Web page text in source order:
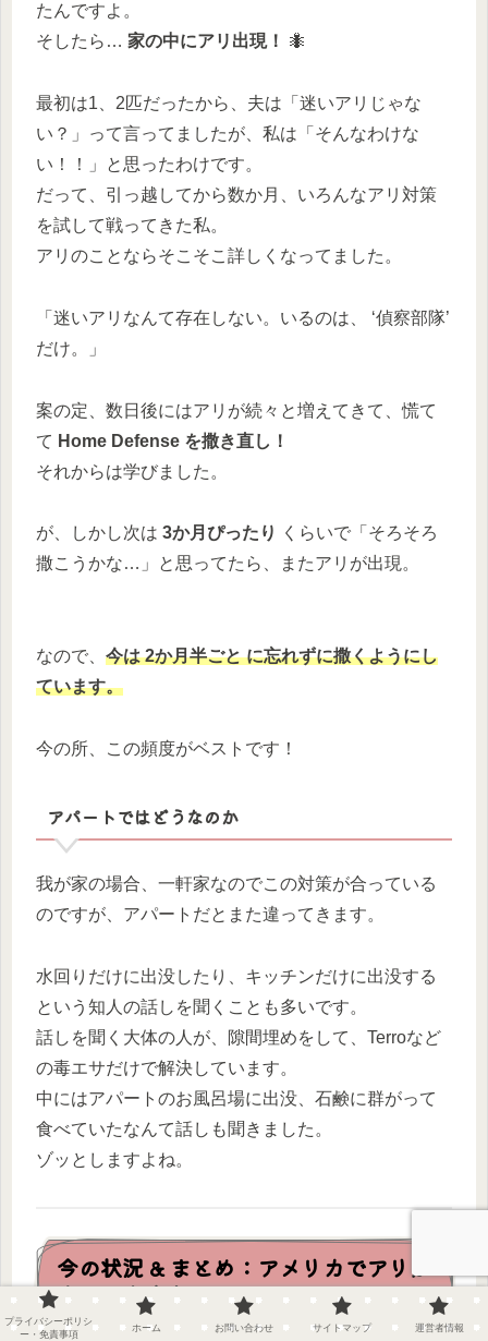
たんですよ。
そしたら… 家の中にアリ出現！ 🐜
最初は1、2匹だったから、夫は「迷いアリじゃな
い？」って言ってましたが、私は「そんなわけな
い！！」と思ったわけです。
だって、引っ越してから数か月、いろんなアリ対策
を試して戦ってきた私。
アリのことならそこそこ詳しくなってました。
「迷いアリなんて存在しない。いるのは、 ‘偵察部隊’
だけ。」
案の定、数日後にはアリが続々と増えてきて、慌て
て Home Defense を撒き直し！
それからは学びました。
が、しかし次は 3か月ぴったり
くらいで「そろそろ
撒こうかな…」と思ってたら、またアリが出現。
なので、 今は 2か月半ごと に忘れずに撒くようにし
ています。
今の所、この頻度がベストです！
アパートではどうなのか
我が家の場合、一軒家なのでこの対策が合っている
のですが、アパートだとまた違ってきます。
水回りだけに出没したり、キッチンだけに出没する
という知人の話しを聞くことも多いです。
話しを聞く大体の人が、隙間埋めをして、Terroなど
の毒エサだけで解決しています。
中にはアパートのお風呂場に出没、石鹸に群がって
食べていたなんて話しも聞きました。
ゾッとしますよね。
今の状況 & まとめ：アメリカでアリが
出ても大丈夫
プライバシーポリシ
ー・免責事項
ホーム お問い合わせ サイトマップ 運営者情報